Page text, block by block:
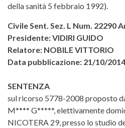
della sanità 5 febbraio 1992).
Civile Sent. Sez. L Num. 22290
Presidente: VIDIRI GUIDO
Relatore: NOBILE VITTORIO
Data pubblicazione: 21/10/2014
SENTENZA
sul ricorso 5778-2008 proposto
M**** G*****, elettivamente
NICOTERA 29, presso lo studio